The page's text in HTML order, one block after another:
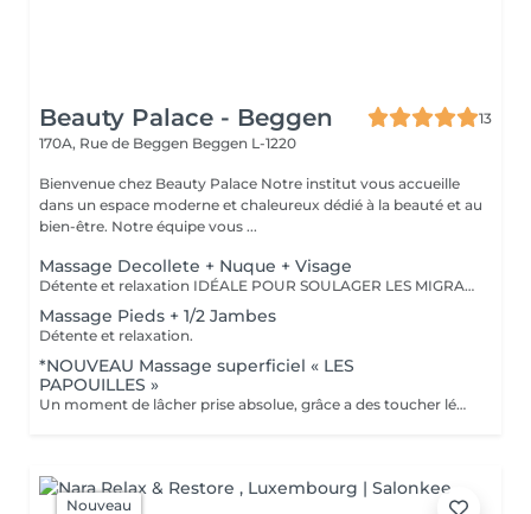
Beauty Palace - Beggen
13
170A, Rue de Beggen Beggen L-1220
Bienvenue chez Beauty Palace Notre institut vous accueille
dans un espace moderne et chaleureux dédié à la beauté et au
bien-être. Notre équipe vous ...
Massage Decollete + Nuque + Visage
Détente et relaxation IDÉALE POUR SOULAGER LES MIGRAINES
Massage Pieds + 1/2 Jambes
Détente et relaxation.
*NOUVEAU Massage superficiel « LES
PAPOUILLES »
Un moment de lâcher prise absolue, grâce a des toucher léger axé sur la caresse et le frisson agréable. A l'aide de plumes, de mains expertes et d'ustensiles soigneusement choisis, ce massage superficiel invite à un voyage sensoriel. Subtil pour apaiser le mental, relâcher les tensions émotionnelles se reconnecter à son corps en toute douceur. Idéal pour les personnes frillantes de papouilles.
Nouveau